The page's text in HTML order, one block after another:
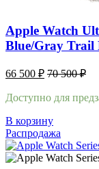
Apple Watch
Blue/Gray Trail
66 500 ₽ 70 500₽
Доступно для
В корзину
Распродажа